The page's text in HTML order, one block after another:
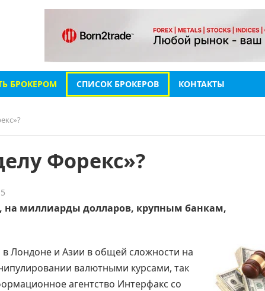
БРОКЕРОМ СПИСОК БРОКЕРОВ КОНТАКТЫ
Форекс»?
миллиарды долларов, крупным банкам,
Лондоне и Азии в общей сложности на
валютными курсами, так
агентство Интерфакс со